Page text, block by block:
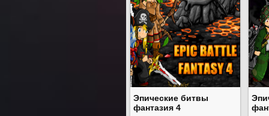
Эпические битвы
фантазия 4